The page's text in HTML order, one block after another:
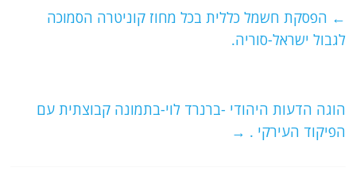
s
A
g
ra
l
er
e
k
← הפסקת חשמל כללית בכל מחוז קוניטרה הסמוכה
לגבול ישראל-סוריה.
הוגה הדעות היהודי -ברנרד לוי-בתמונה קבוצתית עם
הפיקוד העירקי . →